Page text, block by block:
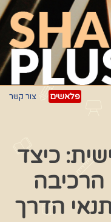
פלאשים צור קשר
כיצד
הרכיבה
הדרך